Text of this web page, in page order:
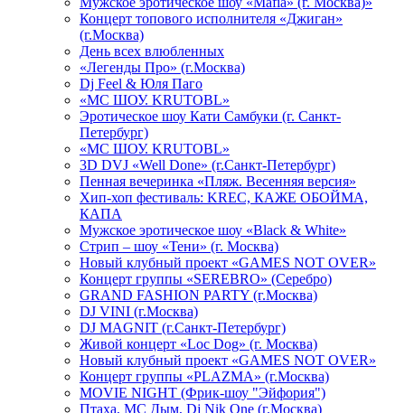
Концерт топового исполнителя «Джиган»
(г.Москва)
День всех влюбленных
«Легенды Про» (г.Москва)
Dj Feel & Юля Паго
«МС ШОУ. KRUTOBL»
Эротическое шоу Кати Самбуки (г. Санкт-
Петербург)
«МС ШОУ. KRUTOBL»
3D DVJ «Well Done» (г.Санкт-Петербург)
Пенная вечеринка «Пляж. Весенняя версия»
Хип-хоп фестиваль: KREC, КАЖЕ ОБОЙМА,
КАПА
Мужское эротическое шоу «Black & White»
Стрип – шоу «Тени» (г. Москва)
Новый клубный проект «GAMES NOT OVER»
Концерт группы «SEREBRO» (Серебро)
GRAND FASHION PARTY (г.Москва)
DJ VINI (г.Москва)
DJ MAGNIT (г.Санкт-Петербург)
Живой концерт «Loc Dog» (г. Москва)
Новый клубный проект «GAMES NOT OVER»
Концерт группы «PLAZMA» (г.Москва)
MOVIE NIGHT (Фрик-шоу "Эйфория")
Птаха, МС Дым, Dj Nik One (г.Москва)